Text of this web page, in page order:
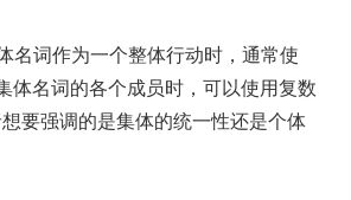
名词作为一个整体行动时，通常使
名词的各个成员时，可以使用复数
要强调的是集体的统一性还是个体